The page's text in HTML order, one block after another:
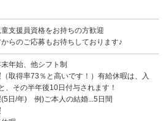
童支援員資格をお持ちの方歓迎
からのご応募もお待ちしております♪
末年始、他シフト制
（取得率73％と高いです！）有給休暇は、入
、その半年後10日付与されます！
(5日/年) 例)ご本人の結婚...5日間